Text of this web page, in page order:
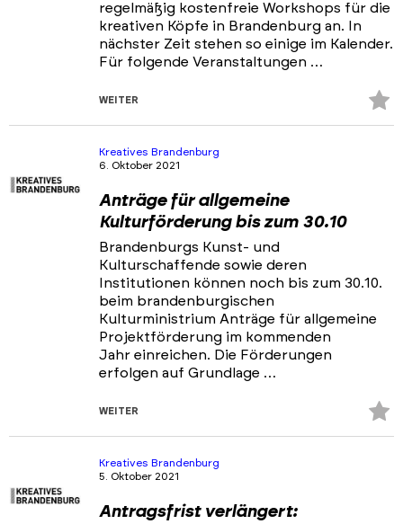
regelmäßig kostenfreie Workshops für die
kreativen Köpfe in Brandenburg an. In
nächster Zeit stehen so einige im Kalender.
Für folgende Veranstaltungen …
WEITER
Kreatives Brandenburg
6. Oktober 2021
Anträge für allgemeine
Kulturförderung bis zum 30.10
Brandenburgs Kunst- und
Kulturschaffende sowie deren
Institutionen können noch bis zum 30.10.
beim brandenburgischen
Kulturministrium Anträge für allgemeine
Projektförderung im kommenden
Jahr einreichen. Die Förderungen
erfolgen auf Grundlage …
WEITER
Kreatives Brandenburg
5. Oktober 2021
Antragsfrist verlängert: